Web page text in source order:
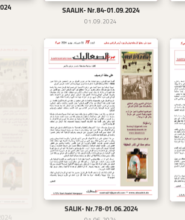
تحميل
SAALIK- Nr.84-01.09.2024
01.09.2024
تحميل
SALIK- Nr.78-01.06.2024